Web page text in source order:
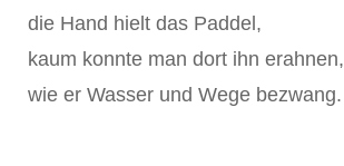
die Hand hielt das Paddel,
kaum konnte man dort ihn erahnen,
wie er Wasser und Wege bezwang.